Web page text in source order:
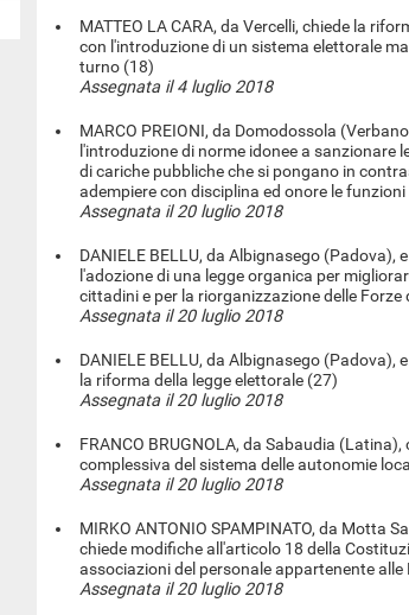
MATTEO LA CARA, da Vercelli, chiede la
con l'introduzione di un sistema elettorale
turno (18)
Assegnata il 4 luglio 2018
MARCO PREIONI, da Domodossola
l'introduzione di norme idonee a sanzionare
di cariche pubbliche che si pongano in
adempiere con disciplina ed onore le
Assegnata il 20 luglio 2018
DANIELE BELLU, da Albignasego (Padova),
l'adozione di una legge organica per
cittadini e per la riorganizzazione delle Forze
Assegnata il 20 luglio 2018
DANIELE BELLU, da Albignasego (Padova),
la riforma della legge elettorale (27)
Assegnata il 20 luglio 2018
FRANCO BRUGNOLA, da Sabaudia
complessiva del sistema delle autonomie
Assegnata il 20 luglio 2018
MIRKO ANTONIO SPAMPINATO, da Motta
chiede modifiche all'articolo 18 della
associazioni del personale appartenente alle
Assegnata il 20 luglio 2018